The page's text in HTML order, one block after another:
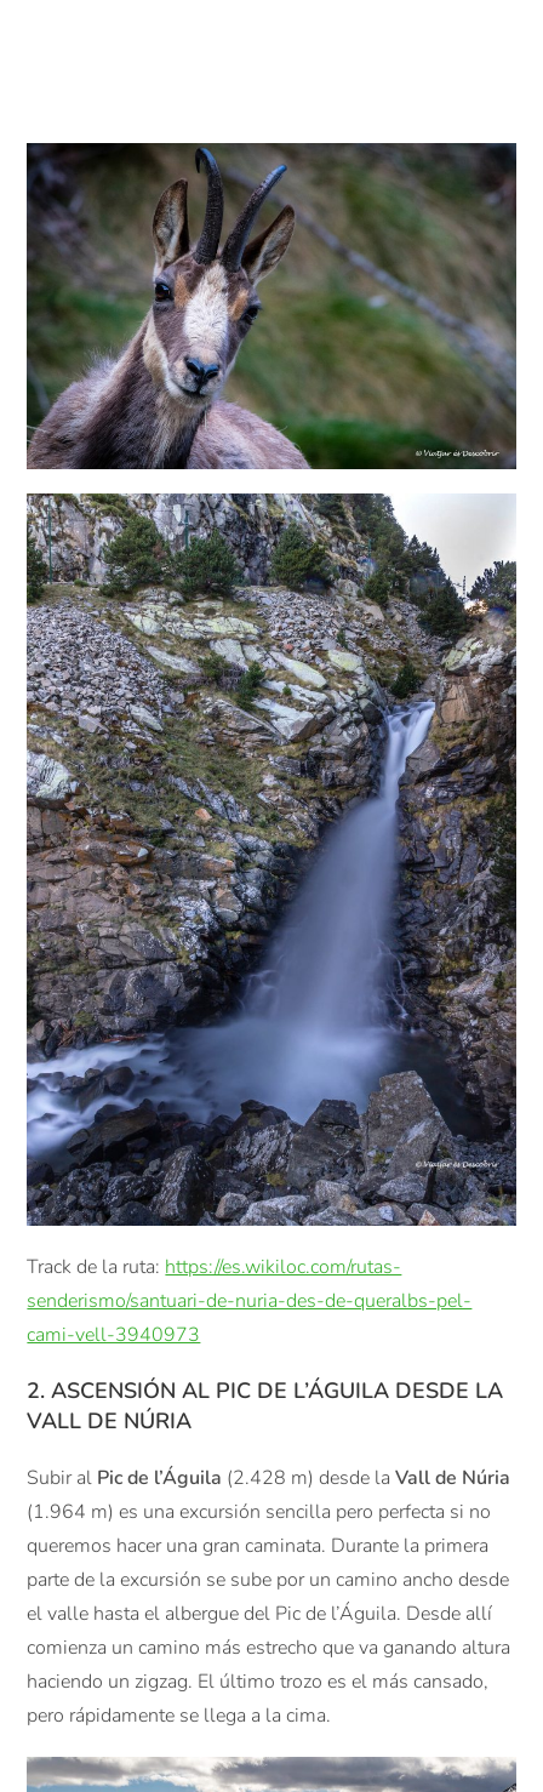
Track de la ruta: https://es.wikiloc.com/rutas-
senderismo/santuari-de-nuria-des-de-queralbs-pel-
cami-vell-3940973
2. ASCENSIÓN AL PIC DE L’ÁGUILA DESDE LA
VALL DE NÚRIA
Subir al Pic de l’Águila (2.428 m) desde laVall de Núria
(1.964 m) es una excursión sencilla pero perfecta si no
queremos hacer una gran caminata. Durante la primera
parte de la excursión se sube por un camino ancho desde
el valle hasta el albergue del Pic de l’Águila. Desde allí
comienza un camino más estrecho que va ganando altura
haciendo un zigzag. El último trozo es el más cansado,
pero rápidamente se llega a la cima.